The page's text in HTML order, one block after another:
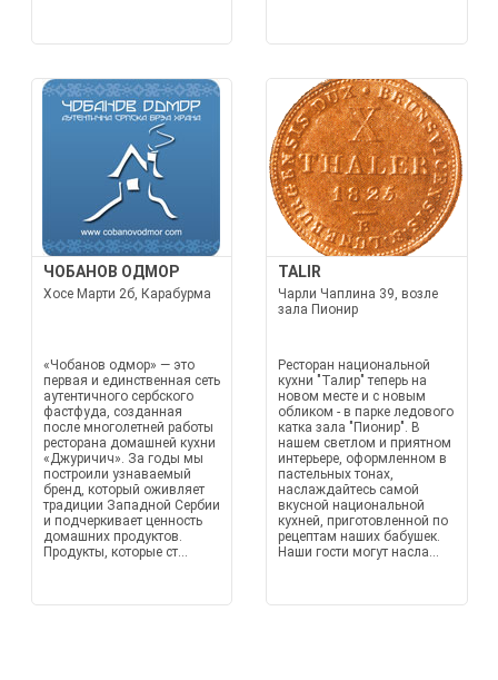
ЧОБАНОВ ОДМОР
Хосе Марти 2б, Карабурма
«Чобанов одмор» — это
первая и единственная сеть
аутентичного сербского
фастфуда, созданная
после многолетней работы
ресторана домашней кухни
«Джуричич». За годы мы
построили узнаваемый
бренд, который оживляет
традиции Западной Сербии
и подчеркивает ценность
домашних продуктов.
Продукты, которые ст...
TALIR
Чарли Чаплина 39, возле
зала Пионир
Ресторан национальной
кухни "Талир" теперь на
новом месте и с новым
обликом - в парке ледового
катка зала "Пионир". В
нашем светлом и приятном
интерьере, оформленном в
пастельных тонах,
наслаждайтесь самой
вкусной национальной
кухней, приготовленной по
рецептам наших бабушек.
Наши гости могут насла...